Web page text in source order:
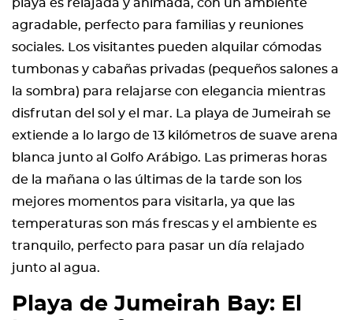
playa es relajada y animada, con un ambiente
agradable, perfecto para familias y reuniones
sociales. Los visitantes pueden alquilar cómodas
tumbonas y cabañas privadas (pequeños salones a
la sombra) para relajarse con elegancia mientras
disfrutan del sol y el mar. La playa de Jumeirah se
extiende a lo largo de 13 kilómetros de suave arena
blanca junto al Golfo Arábigo. Las primeras horas
de la mañana o las últimas de la tarde son los
mejores momentos para visitarla, ya que las
temperaturas son más frescas y el ambiente es
tranquilo, perfecto para pasar un día relajado
junto al agua.
Playa de Jumeirah Bay: El